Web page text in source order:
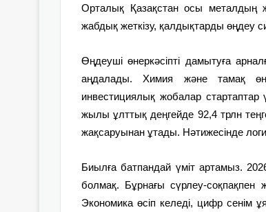
Орталық Қазақстан осы металдың
жабдық жеткізу, қалдықтарды өңдеу
Өңдеуші өнеркәсіпті дамытуға
аңдалады. Химия және тамақ
инвестициялық жобалар стартаптар
жылы ұлттық деңгейде 92,4 трлн
жақсаруынан ұтады. Нәтижесінде
Биылға батпандай үміт артамыз.
болмақ. Бұрнағы сүрлеу-
Экономика өсіп келеді, цифр сенім